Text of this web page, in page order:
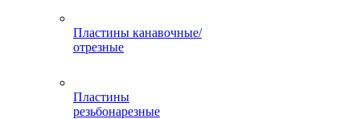
Пластины канавочные/
отрезные
Пластины
резьбонарезные